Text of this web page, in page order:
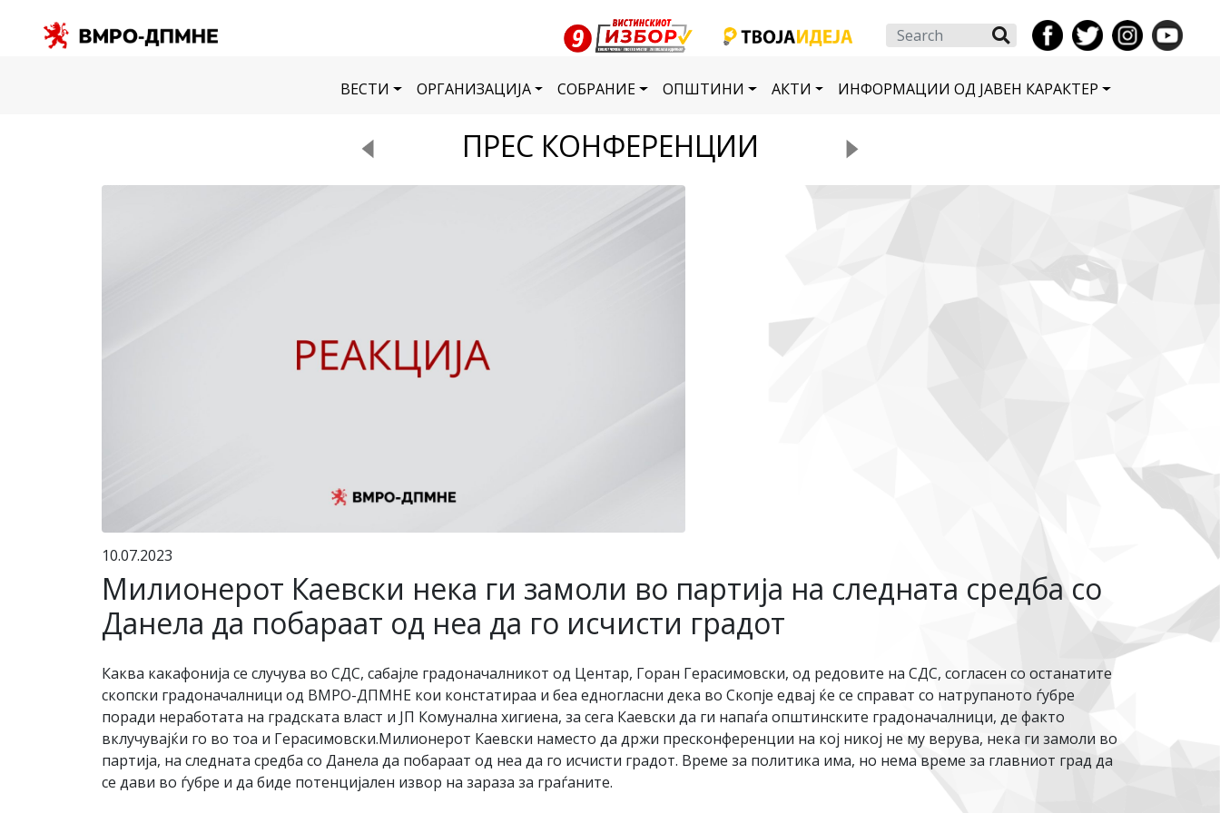
Search
ВЕСТИ ОРГАНИЗАЦИЈА СОБРАНИЕ ОПШТИНИ АКТИ ИНФОРМАЦИИ ОД ЈАВЕН КАРАКТЕР
ПРЕС КОНФЕРЕНЦИИ
10.07.2023
Милионерот Каевски нека ги замоли во партија на следната средба со
Данела да побараат од неа да го исчисти градот
Каква какафонија се случува во СДС, сабајле градоначалникот од Центар, Горан Герасимовски, од редовите на СДС, согласен со останатите
скопски градоначалници од ВМРО-ДПМНЕ кои констатираа и беа едногласни дека во Скопје едвај ќе се справат со натрупаното ѓубре
поради неработата на градската власт и ЈП Комунална хигиена, за сега Каевски да ги напаѓа општинските градоначалници, де факто
вклучувајќи го во тоа и Герасимовски.Милионерот Каевски наместо да држи пресконференции на кој никој не му верува, нека ги замоли во
партија, на следната средба со Данела да побараат од неа да го исчисти градот. Време за политика има, но нема време за главниот град да
се дави во ѓубре и да биде потенцијален извор на зараза за граѓаните.